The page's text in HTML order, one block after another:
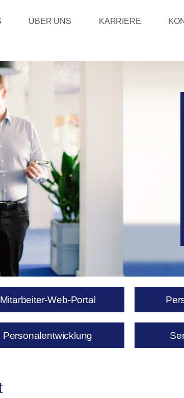
ÜBER UNS KARRIERE
Mitarbeiter-Web-Portal
Personalentwicklung